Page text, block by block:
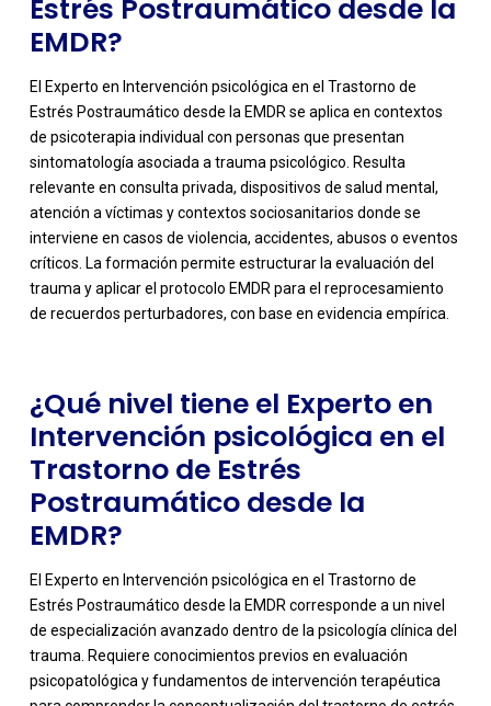
Estrés Postraumático desde la
EMDR?
El Experto en Intervención psicológica en el Trastorno de
Estrés Postraumático desde la EMDR se aplica en contextos
de psicoterapia individual con personas que presentan
sintomatología asociada a trauma psicológico. Resulta
relevante en consulta privada, dispositivos de salud mental,
atención a víctimas y contextos sociosanitarios donde se
interviene en casos de violencia, accidentes, abusos o eventos
críticos. La formación permite estructurar la evaluación del
trauma y aplicar el protocolo EMDR para el reprocesamiento
de recuerdos perturbadores, con base en evidencia empírica.
-
¿Qué nivel tiene el Experto en
Intervención psicológica en el
Trastorno de Estrés
Postraumático desde la
EMDR?
El Experto en Intervención psicológica en el Trastorno de
Estrés Postraumático desde la EMDR corresponde a un nivel
de especialización avanzado dentro de la psicología clínica del
trauma. Requiere conocimientos previos en evaluación
psicopatológica y fundamentos de intervención terapéutica